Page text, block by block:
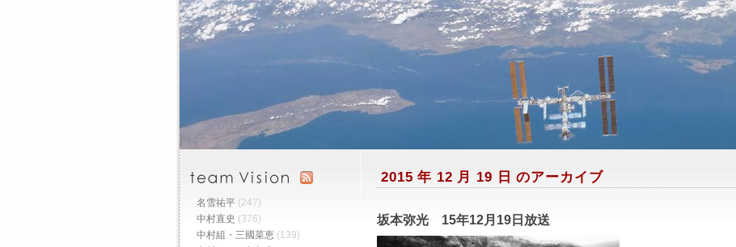
2015 年 12 月 19 日 のアーカイブ
坂本弥光 15年12月19日放送
名雪祐平 (247)
中村直史 (376)
中村組・三國菜恵 (139)